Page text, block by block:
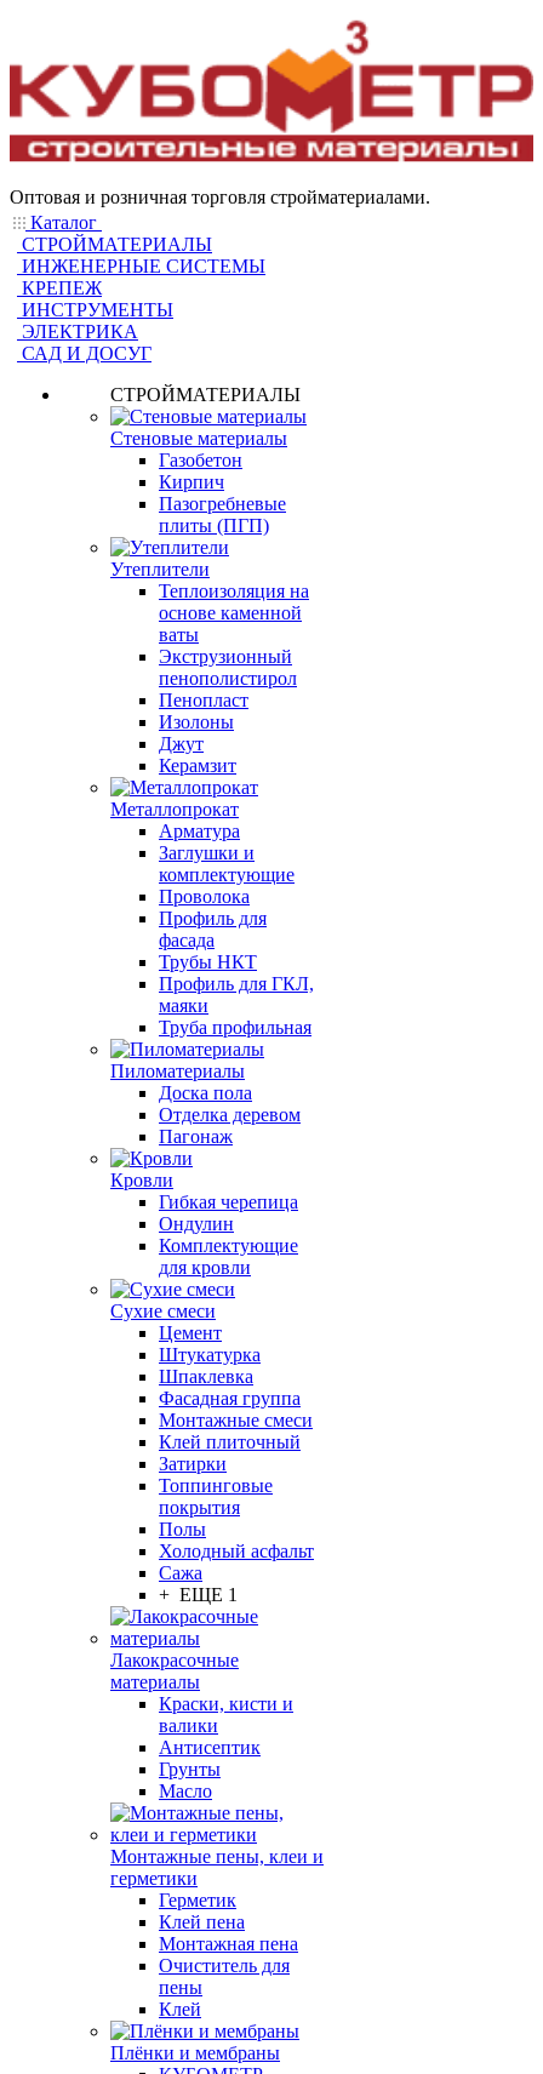
Оптовая и розничная торговля стройматериалами.
Каталог
СТРОЙМАТЕРИАЛЫ
ИНЖЕНЕРНЫЕ СИСТЕМЫ
КРЕПЕЖ
ИНСТРУМЕНТЫ
ЭЛЕКТРИКА
САД И ДОСУГ
СТРОЙМАТЕРИАЛЫ
Стеновые материалы
Газобетон
Кирпич
Пазогребневые
плиты (ПГП)
Утеплители
Теплоизоляция на
основе каменной
ваты
Экструзионный
пенополистирол
Пенопласт
Изолоны
Джут
Керамзит
Металлопрокат
Арматура
Заглушки и
комплектующие
Проволока
Профиль для
фасада
Трубы НКТ
Профиль для ГКЛ,
маяки
Труба профильная
Пиломатериалы
Доска пола
Отделка деревом
Пагонаж
Кровли
Гибкая черепица
Ондулин
Комплектующие
для кровли
Сухие смеси
Цемент
Штукатурка
Шпаклевка
Фасадная группа
Монтажные смеси
Клей плиточный
Затирки
Топпинговые
покрытия
Полы
Холодный асфальт
Сажа
+ ЕЩЕ 1
Лакокрасочные
материалы
Краски, кисти и
валики
Антисептик
Грунты
Масло
Монтажные пены, клеи и
герметики
Герметик
Клей пена
Монтажная пена
Очиститель для
пены
Клей
Плёнки и мембраны